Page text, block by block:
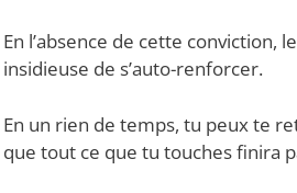
En l’absence de cette conviction,
insidieuse de s’auto-renforcer.
En un rien de temps, tu peux te
que tout ce que tu touches finira